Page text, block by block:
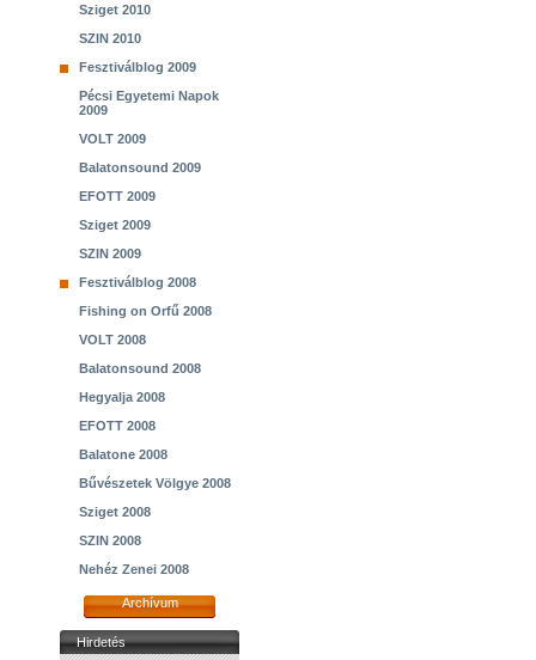
Sziget 2010
SZIN 2010
Fesztiválblog 2009
Pécsi Egyetemi Napok
2009
VOLT 2009
Balatonsound 2009
EFOTT 2009
Sziget 2009
SZIN 2009
Fesztiválblog 2008
Fishing on Orfű 2008
VOLT 2008
Balatonsound 2008
Hegyalja 2008
EFOTT 2008
Balatone 2008
Bűvészetek Völgye 2008
Sziget 2008
SZIN 2008
Nehéz Zenei 2008
Archívum
Hirdetés